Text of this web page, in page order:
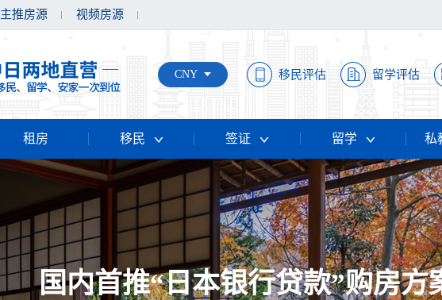
主推房源 视频房源
CNY 移民评估 留学评估
租房 移民 签证 留学 私
国内首推“日本银行贷款”购房方